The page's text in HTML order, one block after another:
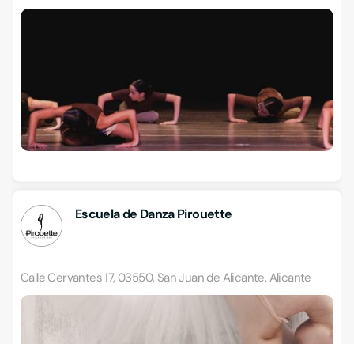
Escuela de Danza Pirouette
Calle Cervantes 17, 03550, San Juan de Alicante, Alicante